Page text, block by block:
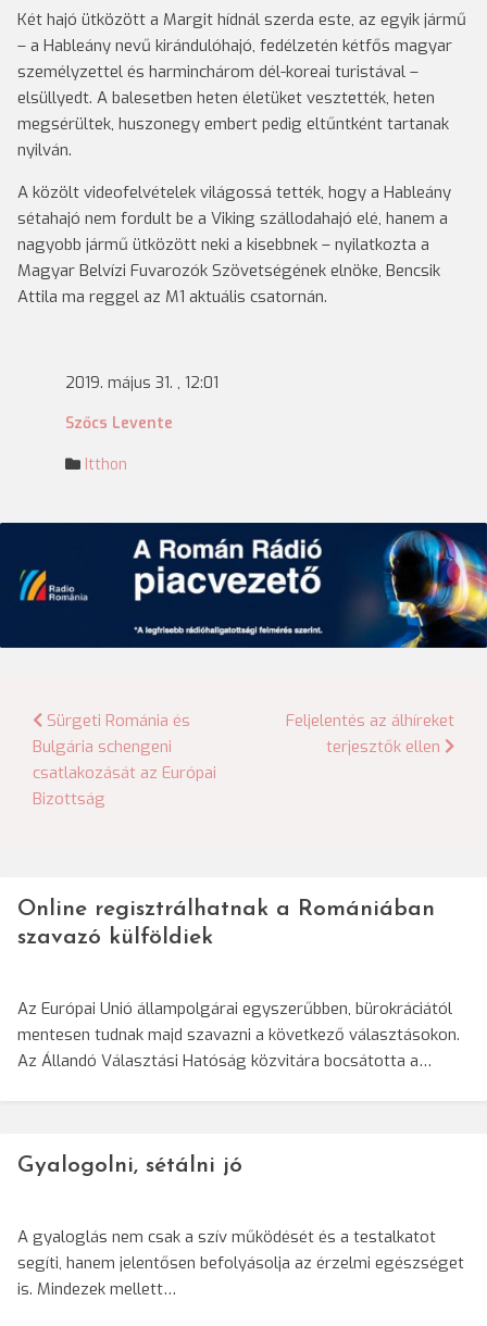
Két hajó ütközött a Margit hídnál szerda este, az egyik jármű
– a Hableány nevű kirándulóhajó, fedélzetén kétfős magyar
személyzettel és harminchárom dél-koreai turistával –
elsüllyedt. A balesetben heten életüket vesztették, heten
megsérültek, huszonegy embert pedig eltűntként tartanak
nyilván.
A közölt videofelvételek világossá tették, hogy a Hableány
sétahajó nem fordult be a Viking szállodahajó elé, hanem a
nagyobb jármű ütközött neki a kisebbnek – nyilatkozta a
Magyar Belvízi Fuvarozók Szövetségének elnöke, Bencsik
Attila ma reggel az M1 aktuális csatornán.
2019. május 31. , 12:01
Szőcs Levente
Itthon
Bejegyzés
navigáció
Sürgeti Románia és
Bulgária schengeni
csatlakozását az Európai
Bizottság
Feljelentés az álhíreket
terjesztők ellen
Online regisztrálhatnak a Romániában
szavazó külföldiek
Az Európai Unió állampolgárai egyszerűbben, bürokráciától
mentesen tudnak majd szavazni a következő választásokon.
Az Állandó Választási Hatóság közvitára bocsátotta a…
Gyalogolni, sétálni jó
A gyaloglás nem csak a szív működését és a testalkatot
segíti, hanem jelentősen befolyásolja az érzelmi egészséget
is. Mindezek mellett…